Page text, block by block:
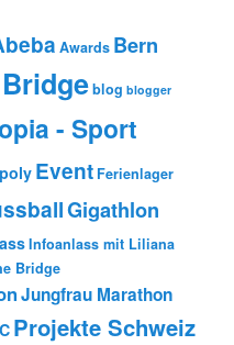
Awards Bern
blog blogger
- Sport
Event Ferienlager
Gigathlon
Infoanlass mit Liliana
Bridge
Jungfrau Marathon
Projekte Schweiz